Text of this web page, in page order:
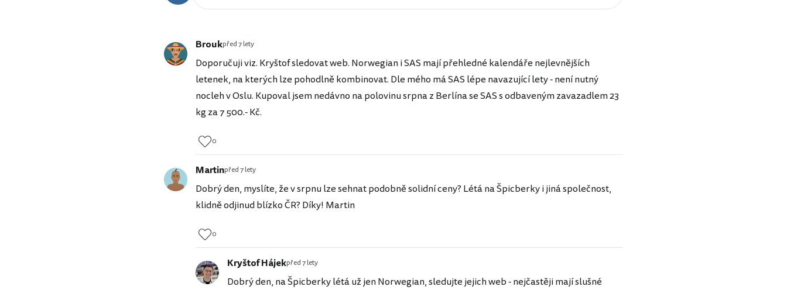
Broukpřed 7 lety
Doporučuji viz. Kryštof sledovat web. Norwegian i SAS mají přehledné kalendáře nejlevnějších
letenek, na kterých lze pohodlně kombinovat. Dle mého má SAS lépe navazující lety - není nutný
nocleh v Oslu. Kupoval jsem nedávno na polovinu srpna z Berlína se SAS s odbaveným zavazadlem 23
kg za 7 500.- Kč.
0
Martinpřed 7 lety
Dobrý den, myslíte, že v srpnu lze sehnat podobně solidní ceny? Létá na Špicberky i jiná společnost,
klidně odjinud blízko ČR? Díky! Martin
0
Kryštof Hájekpřed 7 lety
Dobrý den, na Špicberky létá už jen Norwegian, sledujte jejich web - nejčastěji mají slušné